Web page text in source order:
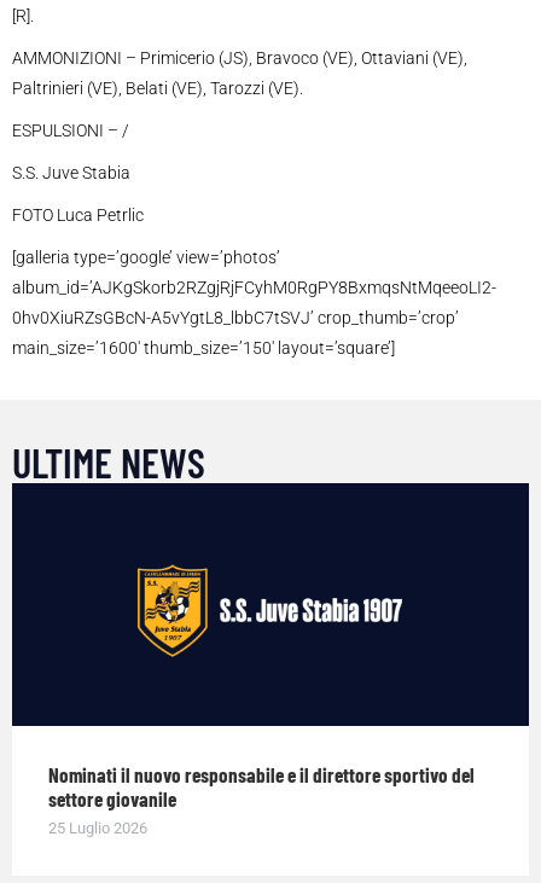
[R].
AMMONIZIONI – Primicerio (JS), Bravoco (VE), Ottaviani (VE),
Paltrinieri (VE), Belati (VE), Tarozzi (VE).
ESPULSIONI – /
S.S. Juve Stabia
FOTO Luca Petrlic
[galleria type=’google’ view=’photos’
album_id=’AJKgSkorb2RZgjRjFCyhM0RgPY8BxmqsNtMqeeoLI2-
0hv0XiuRZsGBcN-A5vYgtL8_lbbC7tSVJ’ crop_thumb=’crop’
main_size=’1600′ thumb_size=’150′ layout=’square’]
ULTIME NEWS
Nominati il nuovo responsabile e il direttore sportivo del
settore giovanile
25 Luglio 2026